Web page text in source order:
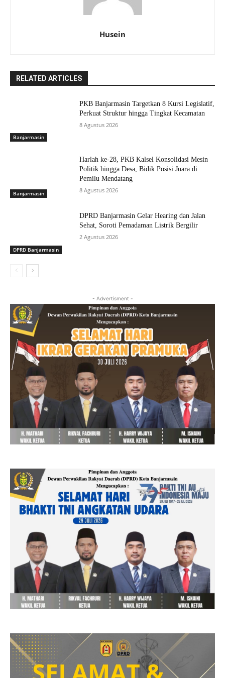
Husein
RELATED ARTICLES
Banjarmasin
PKB Banjarmasin Targetkan 8 Kursi Legislatif,
Perkuat Struktur hingga Tingkat Kecamatan
8 Agustus 2026
Banjarmasin
Harlah ke-28, PKB Kalsel Konsolidasi Mesin
Politik hingga Desa, Bidik Posisi Juara di
Pemilu Mendatang
8 Agustus 2026
DPRD Banjarmasin
DPRD Banjarmasin Gelar Hearing dan Jalan
Sehat, Soroti Pemadaman Listrik Bergilir
2 Agustus 2026
- Advertisment -